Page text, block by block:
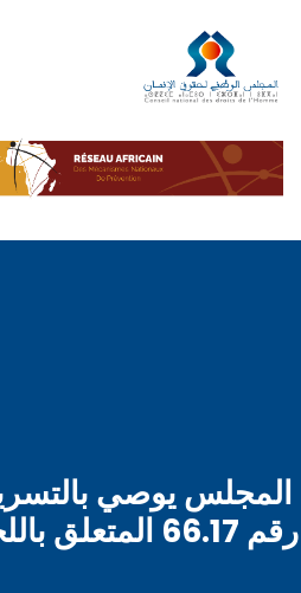
Skip
to
main
content
المجلس يوصي
رقم 66.17 المتعلق باللجوء وشروط منحه